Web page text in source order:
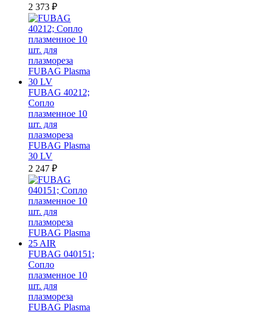
2 373 ₽
FUBAG 40212;
Сопло
плазменное 10
шт. для
плазмореза
FUBAG Plasma
30 LV
2 247 ₽
FUBAG 040151;
Сопло
плазменное 10
шт. для
плазмореза
FUBAG Plasma